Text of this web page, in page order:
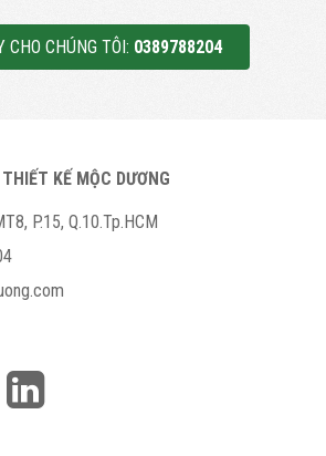
CHO CHÚNG TÔI: 0389788204
KẾ MỘC DƯƠNG
P.15, Q.10.Tp.HCM